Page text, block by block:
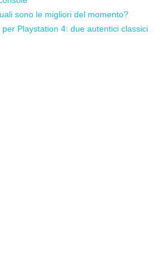
sono le migliori del momento?
per Playstation 4: due autentici classici